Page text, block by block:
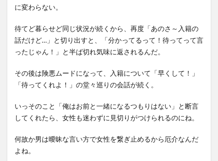
に変わらない。
待てど暮らせど同じ状況が続くから、再度「あのさ～入籍の
話だけど…」と切り出すと、「分かってるって！待ってって言
ったじゃん！」と半ば切れ気味に返されるんだ。
その後は険悪ムードになって、入籍について「早くして！」
「待ってくれよ！」の堂々巡りの会話が続く。
いっそのこと「俺はお前と一緒になるつもりはない」と断言
してくれたら、女性も迷わずに見切りがつけられるのにね。
何故か男は曖昧な言い方で女性を繋ぎ止めるから厄介なんだ
よね。